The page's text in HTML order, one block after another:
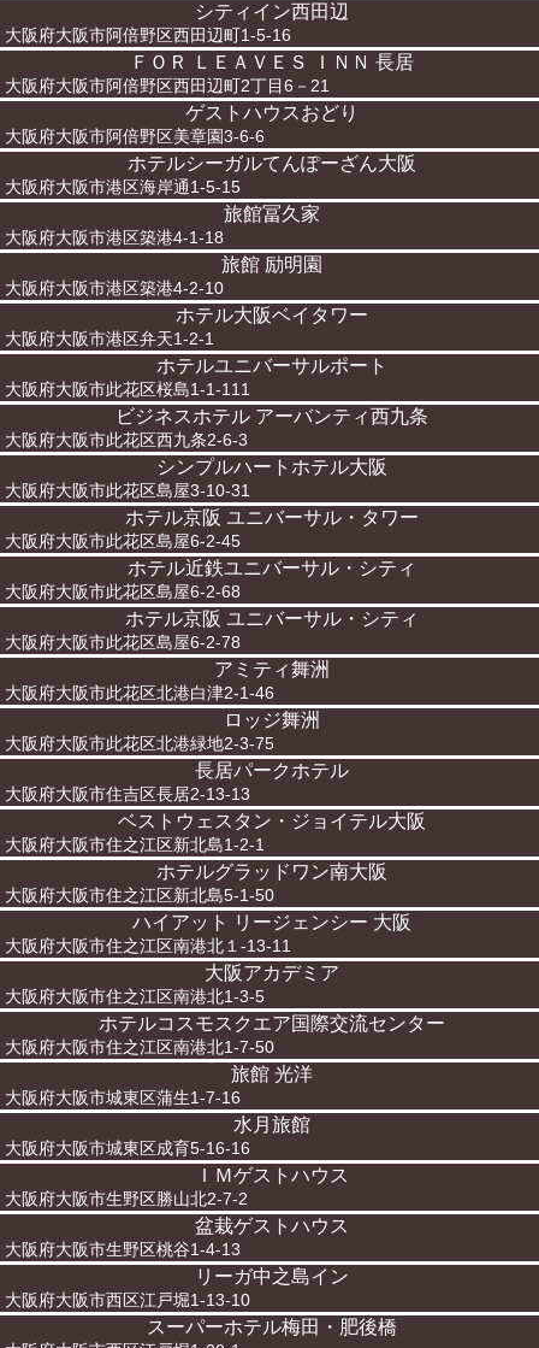
シティイン西田辺
大阪府大阪市阿倍野区西田辺町1-5-16
ＦＯＲ ＬＥＡＶＥＳ ＩＮＮ 長居
大阪府大阪市阿倍野区西田辺町2丁目6－21
ゲストハウスおどり
大阪府大阪市阿倍野区美章園3-6-6
ホテルシーガルてんぽーざん大阪
大阪府大阪市港区海岸通1-5-15
旅館冨久家
大阪府大阪市港区築港4-1-18
旅館 励明園
大阪府大阪市港区築港4-2-10
ホテル大阪ベイタワー
大阪府大阪市港区弁天1-2-1
ホテルユニバーサルポート
大阪府大阪市此花区桜島1-1-111
ビジネスホテル アーバンティ西九条
大阪府大阪市此花区西九条2-6-3
シンプルハートホテル大阪
大阪府大阪市此花区島屋3-10-31
ホテル京阪 ユニバーサル・タワー
大阪府大阪市此花区島屋6-2-45
ホテル近鉄ユニバーサル・シティ
大阪府大阪市此花区島屋6-2-68
ホテル京阪 ユニバーサル・シティ
大阪府大阪市此花区島屋6-2-78
アミティ舞洲
大阪府大阪市此花区北港白津2-1-46
ロッジ舞洲
大阪府大阪市此花区北港緑地2-3-75
長居パークホテル
大阪府大阪市住吉区長居2-13-13
ベストウェスタン・ジョイテル大阪
大阪府大阪市住之江区新北島1-2-1
ホテルグラッドワン南大阪
大阪府大阪市住之江区新北島5-1-50
ハイアット リージェンシー 大阪
大阪府大阪市住之江区南港北１-13-11
大阪アカデミア
大阪府大阪市住之江区南港北1-3-5
ホテルコスモスクエア国際交流センター
大阪府大阪市住之江区南港北1-7-50
旅館 光洋
大阪府大阪市城東区蒲生1-7-16
水月旅館
大阪府大阪市城東区成育5-16-16
ＩＭゲストハウス
大阪府大阪市生野区勝山北2-7-2
盆栽ゲストハウス
大阪府大阪市生野区桃谷1-4-13
リーガ中之島イン
大阪府大阪市西区江戸堀1-13-10
スーパーホテル梅田・肥後橋